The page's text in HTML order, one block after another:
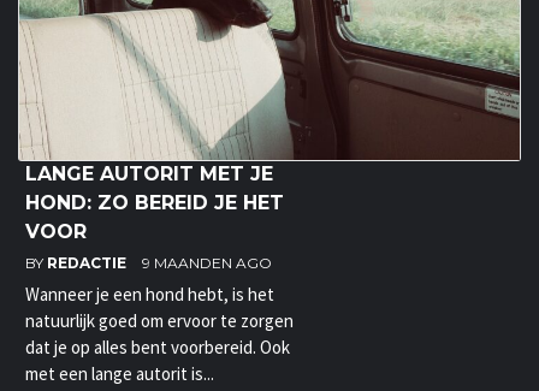
LANGE AUTORIT MET JE
HOND: ZO BEREID JE HET
VOOR
BY REDACTIE 9 MAANDEN AGO
Wanneer je een hond hebt, is het
natuurlijk goed om ervoor te zorgen
dat je op alles bent voorbereid. Ook
met een lange autorit is...